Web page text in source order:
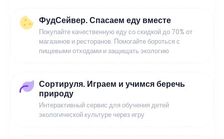
ФудСейвер. Спасаем еду вместе
Покупайте качественную еду со скидкой до 70% от
магазинов и ресторанов. Помогайте бороться с
пищевыми отходами и защищать экологию
Сортируля. Играем и учимся беречь
природу
Интерактивный сервис для обучения детей
экологической культуре через игру